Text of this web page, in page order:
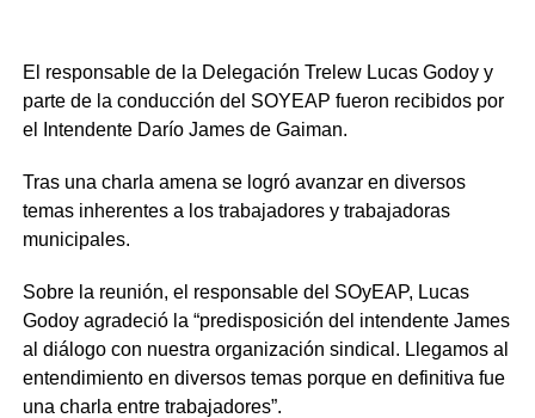
El responsable de la Delegación Trelew Lucas Godoy y
parte de la conducción del SOYEAP fueron recibidos por
el Intendente Darío James de Gaiman.
Tras una charla amena se logró avanzar en diversos
temas inherentes a los trabajadores y trabajadoras
municipales.
Sobre la reunión, el responsable del SOyEAP, Lucas
Godoy agradeció la “predisposición del intendente James
al diálogo con nuestra organización sindical. Llegamos al
entendimiento en diversos temas porque en definitiva fue
una charla entre trabajadores”.